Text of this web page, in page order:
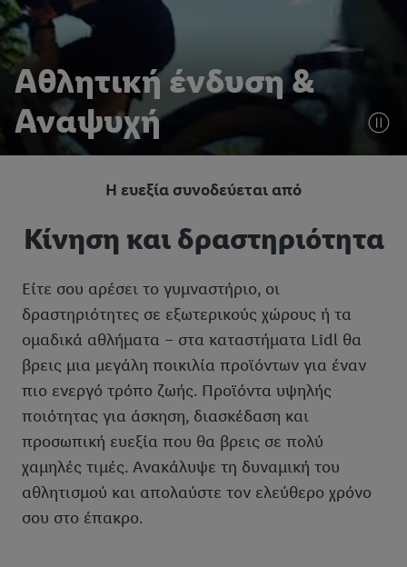
Αθλητική ένδυση &
Αναψυχή
Η ευεξία συνοδεύεται από
Κίνηση και δραστηριότητα
Είτε σου αρέσει το γυμναστήριο, οι
δραστηριότητες σε εξωτερικούς χώρους ή τα
ομαδικά αθλήματα – στα καταστήματα Lidl θα
βρεις μια μεγάλη ποικιλία προϊόντων για έναν
πιο ενεργό τρόπο ζωής. Προϊόντα υψηλής
ποιότητας για άσκηση, διασκέδαση και
προσωπική ευεξία που θα βρεις σε πολύ
χαμηλές τιμές. Ανακάλυψε τη δυναμική του
αθλητισμού και απολαύστε τον ελεύθερο χρόνο
σου στο έπακρο.